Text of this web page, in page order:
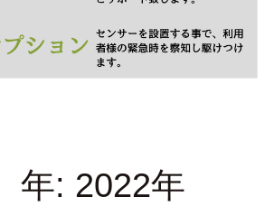
年: 2022年